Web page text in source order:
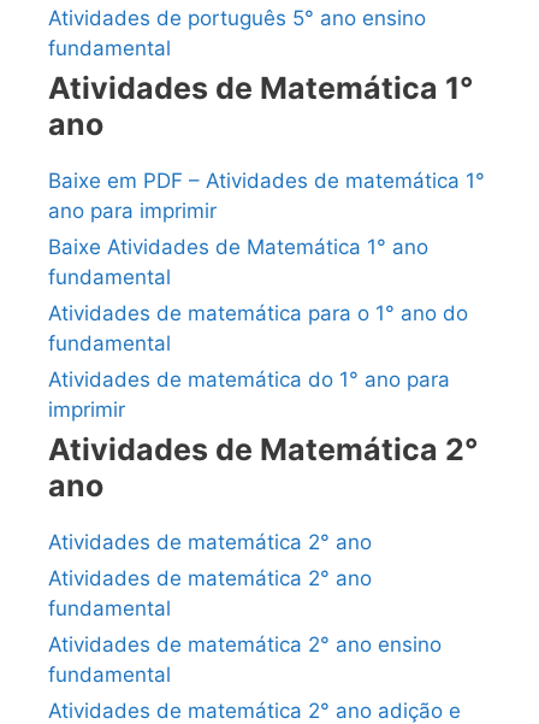
Atividades de português 5° ano ensino
fundamental
Atividades de Matemática 1°
ano
Baixe em PDF – Atividades de matemática 1°
ano para imprimir
Baixe Atividades de Matemática 1° ano
fundamental
Atividades de matemática para o 1° ano do
fundamental
Atividades de matemática do 1° ano para
imprimir
Atividades de Matemática 2°
ano
Atividades de matemática 2° ano
Atividades de matemática 2° ano
fundamental
Atividades de matemática 2° ano ensino
fundamental
Atividades de matemática 2° ano adição e